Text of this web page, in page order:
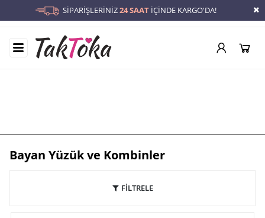
SİPARİŞLERİNİZ24 SAATİÇİNDE KARGO'DA!
Bayan Yüzük ve Kombinler
FİLTRELE